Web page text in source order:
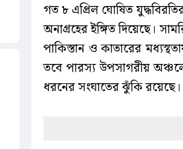
গত ৮ এপ্রিল ঘোষিত
অনাগ্রহের ইঙ্গিত দিয়েছে।
পাকিস্তান ও কাতারের
তবে পারস্য উপসাগরীয়
ধরনের সংঘাতের ঝুঁকি রয়েছে।